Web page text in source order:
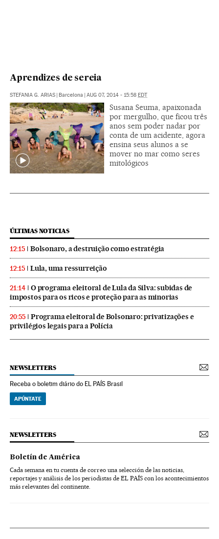
Aprendizes de sereia
STEFANIA G. ARIAS | Barcelona | AUG 07, 2014 - 15:58 EDT
Susana Seuma, apaixonada
por mergulho, que ficou três
anos sem poder nadar por
conta de um acidente, agora
ensina seus alunos a se
mover no mar como seres
mitológicos
ÚLTIMAS NOTICIAS
12:15 Bolsonaro, a destruição como estratégia
12:15 Lula, uma ressurreição
21:14
O programa eleitoral de Lula da Silva: subidas de
impostos para os ricos e proteção para as minorias
20:55
Programa eleitoral de Bolsonaro: privatizações e
privilégios legais para a Polícia
NEWSLETTERS
Receba o boletim diário do EL PAÍS Brasil
APÚNTATE
NEWSLETTERS
Boletín de América
Cada semana en tu cuenta de correo una selección de las noticias,
reportajes y análisis de los periodistas de EL PAÍS con los acontecimientos
más relevantes del continente.